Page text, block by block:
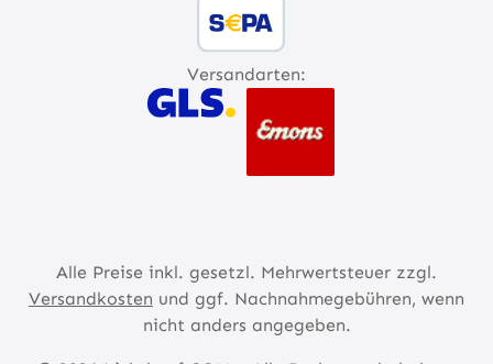
Versandarten:
Alle Preise inkl. gesetzl. Mehrwertsteuer zzgl.
Versandkosten und ggf. Nachnahmegebühren, wenn
nicht anders angegeben.